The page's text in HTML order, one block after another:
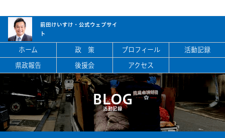
前田けいすけ・ 公式ウェブサイ
ト
ホーム 政 策 プロフィール
活動記録
県政報告
後援会 アクセス
BLOG
活動記録